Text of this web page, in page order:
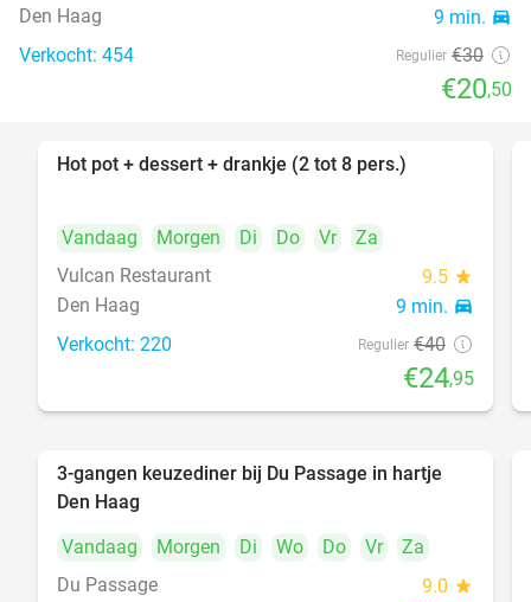
Den Haag 9 min. directions_car
Verkocht: 454 Regulier €30
€20,50
Hot pot + dessert + drankje (2 tot 8 pers.)
Vandaag Morgen Di Do Vr
Za
Vulcan Restaurant
9.5 star
Den Haag 9 min. directions_car
Verkocht: 220 Regulier €40
€24,95
47%
3-gangen keuzediner bij Du Passage in hartje
Den Haag
Vandaag
Morgen Di Wo Do Vr
Za
Du Passage
9.0 star